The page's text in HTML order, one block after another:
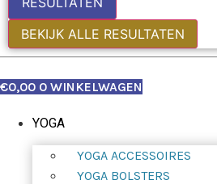
BEKIJK ALLE RESULTATEN
€0,00 0 WINKELWAGEN
YOGA
YOGA ACCESSOIRES
YOGA BOLSTERS